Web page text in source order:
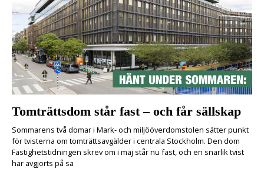
Tomträttsdom står fast – och får sällskap
Sommarens två domar i Mark- och miljööverdomstolen sätter punkt
för tvisterna om tomträttsavgälder i centrala Stockholm. Den dom
Fastighetstidningen skrev om i maj står nu fast, och en snarlik tvist
har avgjorts på sa